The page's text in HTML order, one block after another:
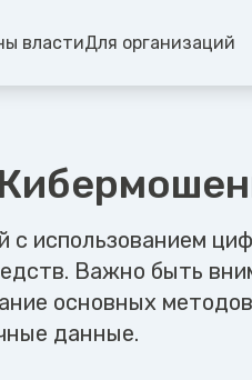
властиДля организаций
использованием
Важно быть
основных
данные.